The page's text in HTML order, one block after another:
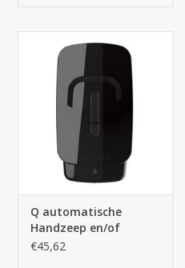
Q automatische
Handzeep en/of
Alcoholgel Dispenser
€45,62